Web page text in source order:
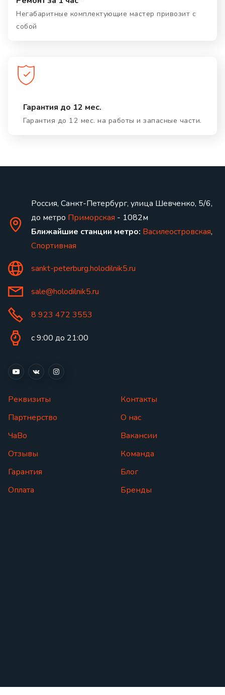
Негабаритные комплектующие мастер привозит с
собой
Гарантия до 12 мес.
Гарантия до 12 мес. на работы и запасные части.
Россия, Санкт-Петербург, улица Шевченко, 5/6,
до метро Приморская - 1082м
Ближайшие станции метро: Василеостровская,
Спортивная
sankt-peterburg.holodilnik5.ru
sale@holodilnik5.ru
8 923 472 3553
с 9:00 до 21:00
Реквизиты
Партнерство
ЧаВо
Отзывы
Гарантия
Оплата
Контакты
О нас
Вакансии
Команда
Блог
Бренды